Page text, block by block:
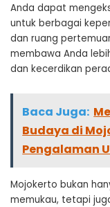
Anda dapat
untuk berbagai
dan ruang
membawa Anda
dan kecerdikan
Baca Juga:
Budaya di
Pengalaman
Mojokerto bukan
memukau, tetapi